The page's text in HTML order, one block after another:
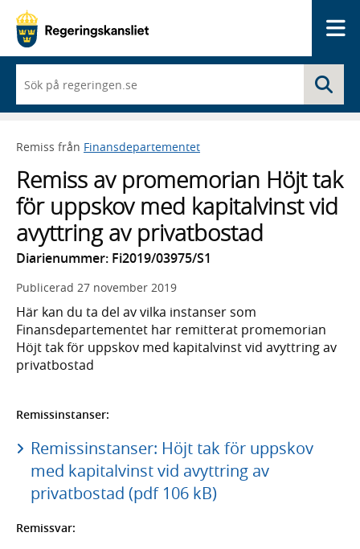
du
börjar
skriva
framträder
lista
med
sökförslag
Remiss från Finansdepartementet
Remiss av promemorian Höjt tak
för uppskov med kapitalvinst vid
avyttring av privatbostad
Diarienummer: Fi2019/03975/S1
Publicerad 27 november 2019
Här kan du ta del av vilka instanser som
Finansdepartementet har remitterat promemorian
Höjt tak för uppskov med kapitalvinst vid avyttring av
privatbostad
Remissinstanser:
Remissinstanser: Höjt tak för uppskov
med kapitalvinst vid avyttring av
privatbostad (pdf 106 kB)
Remissvar: